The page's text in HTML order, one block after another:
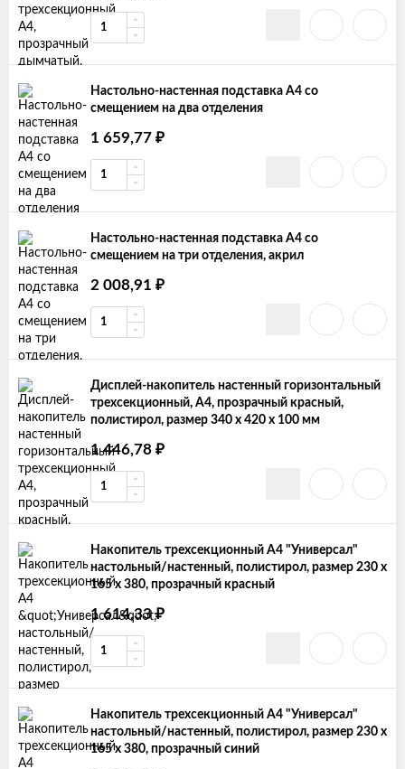
Настольно-настенная подставка А4 со
смещением на два отделения
1 659,77 ₽
Настольно-настенная подставка А4 со
смещением на три отделения, акрил
2 008,91 ₽
Дисплей-накопитель настенный горизонтальный
трехсекционный, А4, прозрачный красный,
полистирол, размер 340 х 420 х 100 мм
1 446,78 ₽
Накопитель трехсекционный А4 "Универсал"
настольный/настенный, полистирол, размер 230 х
165 х 380, прозрачный красный
1 614,33₽
Накопитель трехсекционный А4 "Универсал"
настольный/настенный, полистирол, размер 230 х
165 х 380, прозрачный синий